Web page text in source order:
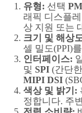
유형: 선택
래픽 디스플
상 지원 또는
크기 및 해상
셀 밀도(PPI)
인터페이스:
및 SPI (간단
MIPI DSI
색상 및 밝기:
정합니다. 주